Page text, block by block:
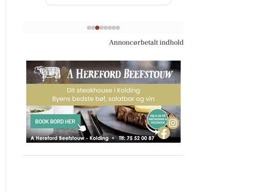
Annoncørbetalt indhold